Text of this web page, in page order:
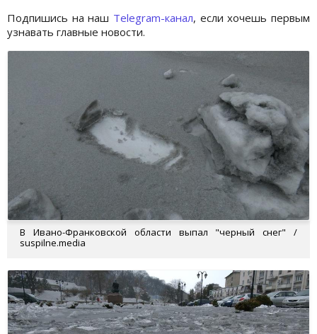
Подпишись на наш Telegram-канал, если хочешь первым
узнавать главные новости.
В Ивано-Франковской области выпал "черный снег" /
suspilne.media